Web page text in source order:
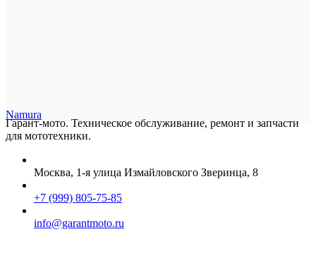
Namura
Гарант-мото. Техническое обслуживание, ремонт и запчасти
для мототехники.
Москва, 1-я улица Измайловского Зверинца, 8
+7 (999) 805-75-85
info@garantmoto.ru